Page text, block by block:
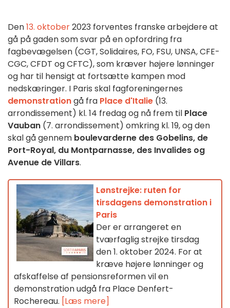
Den13. oktober2023 forventes franske arbejdere at
gå på gaden som svar på en opfordring fra
fagbevægelsen (CGT, Solidaires, FO, FSU, UNSA, CFE-
CGC, CFDT og CFTC), som kræver højere lønninger
og har til hensigt at fortsætte kampen mod
nedskæringer. I Paris skal fagforeningernes
demonstrationgå fra Place d'Italie (13.
arrondissement) kl. 14 fredag og nå frem til Place
Vauban (7. arrondissement) omkring kl. 19, og den
skal gå gennem boulevarderne des Gobelins, de
Port-Royal, du Montparnasse, des Invalides og
Avenue de Villars.
Lønstrejke: ruten for
tirsdagens demonstration i
Paris
Der er arrangeret en
tværfaglig strejke tirsdag
den 1. oktober 2024. For at
kræve højere lønninger og
afskaffelse af pensionsreformen vil en
demonstration udgå fra Place Denfert-
Rochereau. [Læs mere]